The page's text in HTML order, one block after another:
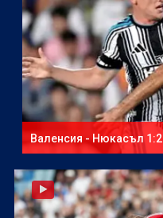
Валенсия - Нюкасъл 1:2